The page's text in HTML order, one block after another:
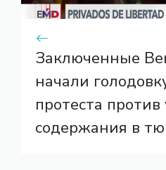
Заключенные
начали
протеста против
содержания в